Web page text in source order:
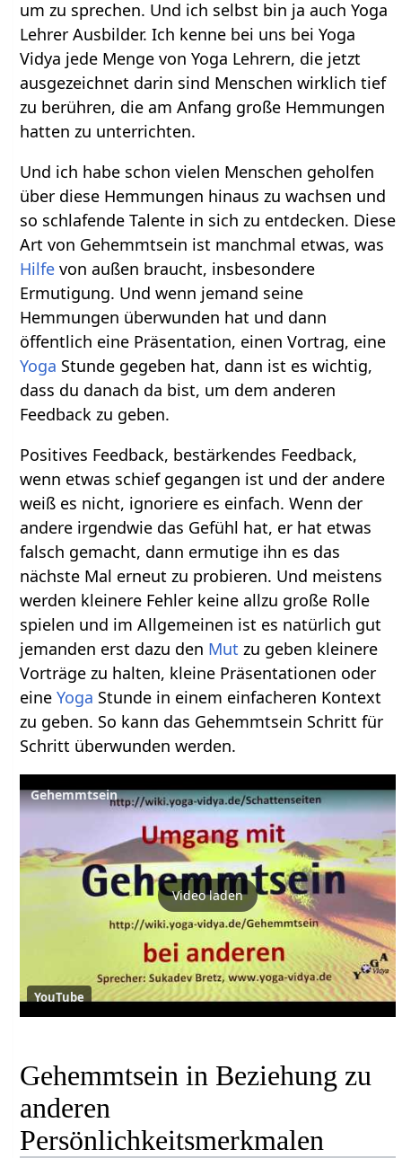
um zu sprechen. Und ich selbst bin ja auch Yoga
Lehrer Ausbilder. Ich kenne bei uns bei Yoga
Vidya jede Menge von Yoga Lehrern, die jetzt
ausgezeichnet darin sind Menschen wirklich tief
zu berühren, die am Anfang große Hemmungen
hatten zu unterrichten.
Und ich habe schon vielen Menschen geholfen
über diese Hemmungen hinaus zu wachsen und
so schlafende Talente in sich zu entdecken. Diese
Art von Gehemmtsein ist manchmal etwas, was
Hilfe von außen braucht, insbesondere
Ermutigung. Und wenn jemand seine
Hemmungen überwunden hat und dann
öffentlich eine Präsentation, einen Vortrag, eine
Yoga Stunde gegeben hat, dann ist es wichtig,
dass du danach da bist, um dem anderen
Feedback zu geben.
Positives Feedback, bestärkendes Feedback,
wenn etwas schief gegangen ist und der andere
weiß es nicht, ignoriere es einfach. Wenn der
andere irgendwie das Gefühl hat, er hat etwas
falsch gemacht, dann ermutige ihn es das
nächste Mal erneut zu probieren. Und meistens
werden kleinere Fehler keine allzu große Rolle
spielen und im Allgemeinen ist es natürlich gut
jemanden erst dazu den Mut zu geben kleinere
Vorträge zu halten, kleine Präsentationen oder
eineYoga Stunde in einem einfacheren Kontext
zu geben. So kann das Gehemmtsein Schritt für
Schritt überwunden werden.
Gehemmtsein
Video laden
YouTube
Gehemmtsein in Beziehung zu
anderen
Persönlichkeitsmerkmalen